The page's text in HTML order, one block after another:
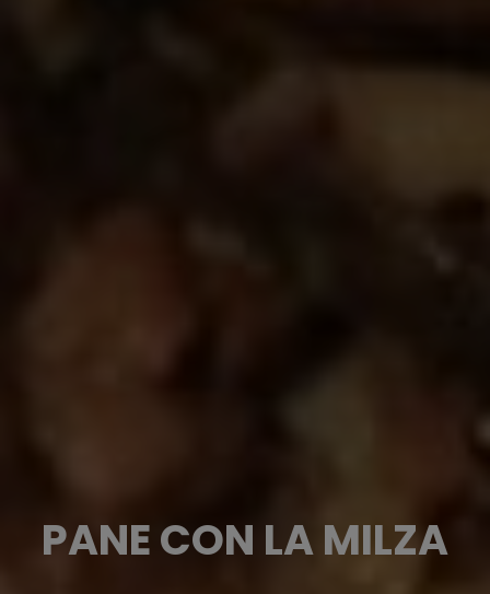
PANE CON LA MILZA